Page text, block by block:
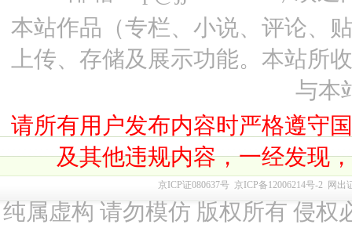
本站作品（专栏、小说、评论、
上传、存储及展示功能。本站所
与本
请所有用户发布内容时严格遵守
及其他违规内容，一经发现
京ICP证080637号 京ICP备12006214号-2 网出
纯属虚构 请勿模仿 版权所有 侵权